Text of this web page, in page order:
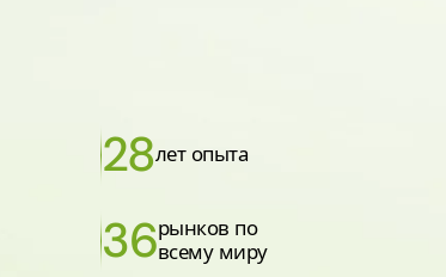
28лет опыта
36рынков по
всему миру